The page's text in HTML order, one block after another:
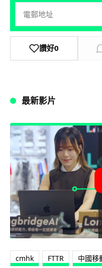
讚好0
最新影片
cmhk FTTR 中國移